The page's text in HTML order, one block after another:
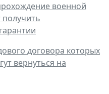
военной
договора которых
вернуться на